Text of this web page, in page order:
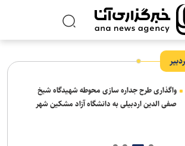
واگذاری طرح جداره سازی محوطه شهیدگاه شیخ
صفی الدین اردبیلی به دانشگاه آزاد مشکین شهر